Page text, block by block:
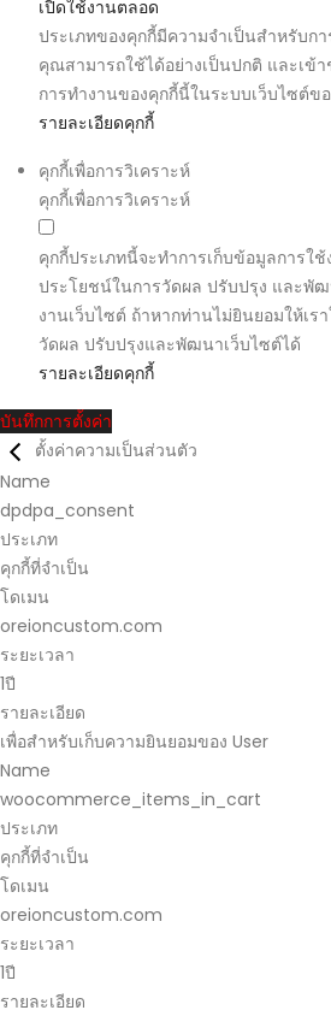
เปิดใช้งานตลอด
ประเภทของคุกกี้มีความจำเป็นสำหรับก
คุณสามารถใช้ได้อย่างเป็นปกติ และเข้
การทำงานของคุกกี้นี้ในระบบเว็บไซต์ขอ
รายละเอียดคุกกี้
คุกกี้เพื่อการวิเคราะห์
คุกกี้เพื่อการวิเคราะห์
คุกกี้ประเภทนี้จะทำการเก็บข้อมูลการใ
ประโยชน์ในการวัดผล ปรับปรุง และพั
งานเว็บไซต์ ถ้าหากท่านไม่ยินยอมให้เร
วัดผล ปรับปรุงและพัฒนาเว็บไซต์ได้
รายละเอียดคุกกี้
บันทึกการตั้งค่า
ตั้งค่าความเป็นส่วนตัว
Name
dpdpa_consent
ประเภท
คุกกี้ที่จำเป็น
โดเมน
oreioncustom.com
ระยะเวลา
1ปี
รายละเอียด
เพื่อสำหรับเก็บความยินยอมของ User
Name
woocommerce_items_in_cart
ประเภท
คุกกี้ที่จำเป็น
โดเมน
oreioncustom.com
ระยะเวลา
1ปี
รายละเอียด